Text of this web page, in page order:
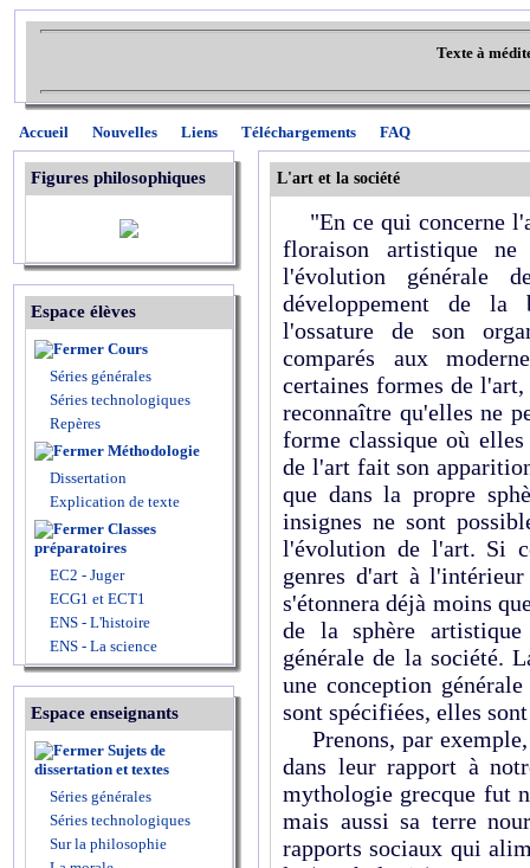
Texte à
Accueil Nouvelles Liens Téléchargements FAQ
Figures philosophiques
Espace élèves
Cours
Séries générales
Séries technologiques
Repères
Méthodologie
Dissertation
Explication de texte
Classes
préparatoires
EC2 - Juger
ECG1 et ECT1
ENS - L'histoire
ENS - La science
Espace enseignants
Sujets de
dissertation et textes
Séries générales
Séries technologiques
Sur la philosophie
L'art et la société
"En ce qui concerne
floraison artistique
l'évolution générale
développement de la
l'ossature de son
comparés aux
certaines formes de
reconnaître qu'elles ne
forme classique où
de l'art fait son
que dans la propre
insignes ne sont
l'évolution de l'art. Si
genres d'art à
s'étonnera déjà moins
de la sphère
générale de la société.
une conception
sont spécifiées, elles
Prenons, par
dans leur rapport à
mythologie grecque fut
mais aussi sa terre
rapports sociaux qui